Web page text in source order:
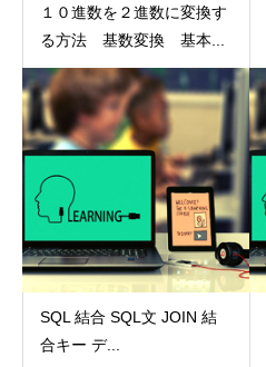
１０進数を２進数に変換す
る方法 基数変換 基本...
SQL 結合 SQL文 JOIN 結
合キー デ...